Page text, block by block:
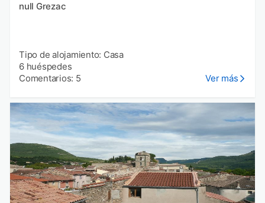
null Grezac
Tipo de alojamiento: Casa
6 huéspedes
Comentarios: 5
Ver más